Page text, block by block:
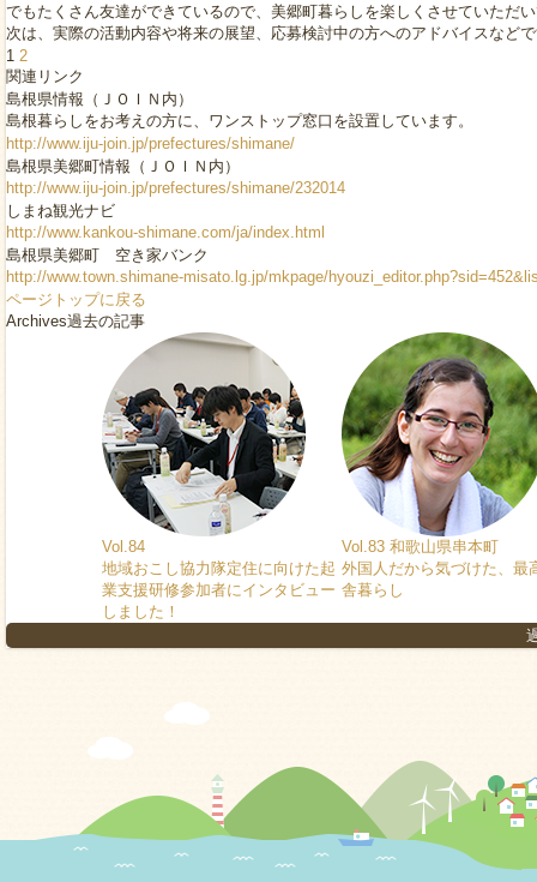
でもたくさん友達ができているので、美郷町暮らしを楽しくさせていただ
次は、実際の活動内容や将来の展望、応募検討中の方へのアドバイスなど
1 2
関連リンク
島根県情報（ＪＯＩＮ内）
島根暮らしをお考えの方に、ワンストップ窓口を設置しています。
http://www.iju-join.jp/prefectures/shimane/
島根県美郷町情報（ＪＯＩＮ内）
http://www.iju-join.jp/prefectures/shimane/232014
しまね観光ナビ
http://www.kankou-shimane.com/ja/index.html
島根県美郷町 空き家バンク
http://www.town.shimane-misato.lg.jp/mkpage/
ページトップに戻る
Archives過去の記事
Vol.84
地域おこし協力隊定住に向けた起
業支援研修参加者にインタビュー
しました！
Vol.83 和歌山県串本町
外国人だから気づけた、最
舎暮らし